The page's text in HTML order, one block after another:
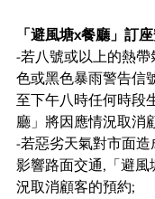
「避風塘x餐廳」訂
-若八號或以上的熱
色或黑色暴雨警告信
至下午八時任何時段
廳」將因應情況取消
-若惡劣天氣對市面
影響路面交通,「避
況取消顧客的預約;